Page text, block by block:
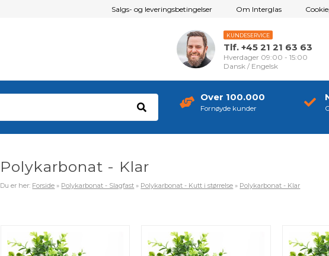
Salgs- og leveringsbetingelser Om Interglas
KUNDESERVICE
Tlf. +45 21 21 63 63
Hverdager 09:00 - 15:00
Dansk / Engelsk
Over 100.000
Fornøyde kunder
Polykarbonat - Klar
Du er her: Forside » Polykarbonat - Slagfast » Polykarbonat - Kutt i størrelse » Polykarbonat - Klar